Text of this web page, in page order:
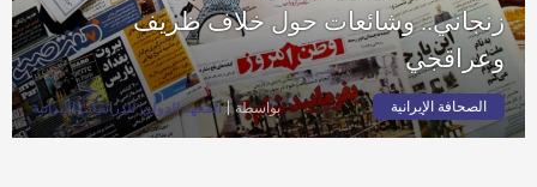
زنجاني.. وشائعات حول خلاف ظريف
وعراقجي
الصحافة الإيرانية بواسطة المعهد الدولي للدراسات الإيرانية